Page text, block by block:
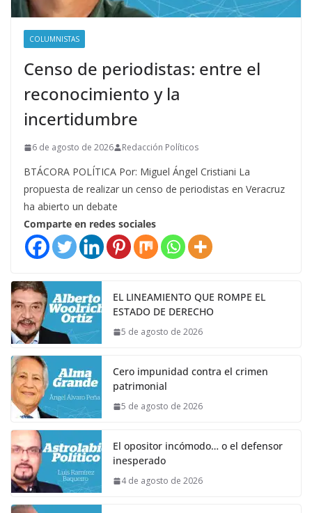
COLUMNISTAS
Censo de periodistas: entre el
reconocimiento y la
incertidumbre
6 de agosto de 2026 Redacción Políticos
BTÁCORA POLÍTICA Por: Miguel Ángel Cristiani La
propuesta de realizar un censo de periodistas en Veracruz
ha abierto un debate
Comparte en redes sociales
EL LINEAMIENTO QUE ROMPE EL
ESTADO DE DERECHO
5 de agosto de 2026
Cero impunidad contra el crimen
patrimonial
5 de agosto de 2026
El opositor incómodo… o el defensor
inesperado
4 de agosto de 2026